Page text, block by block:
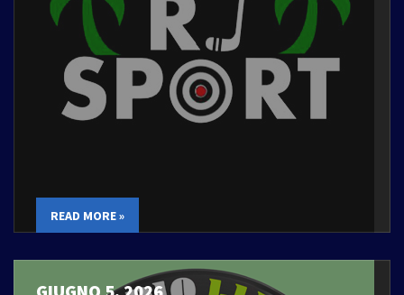
READ MORE »